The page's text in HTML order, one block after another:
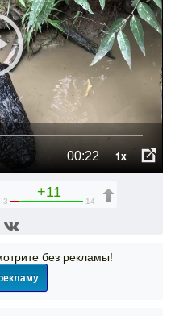
00:22 1x
+11
3 14
без рекламы!